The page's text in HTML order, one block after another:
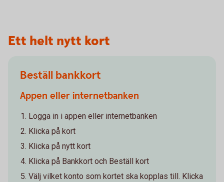
Ett helt nytt kort
Beställ bankkort
Appen eller internetbanken
Logga in i appen eller internetbanken
Klicka på kort
Klicka på nytt kort
Klicka på Bankkort och Beställ kort
Välj vilket konto som kortet ska kopplas till. Klicka